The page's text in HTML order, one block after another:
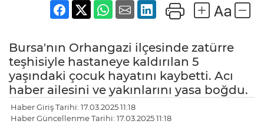
Bursa'nın Orhangazi ilçesinde zatürre
teşhisiyle hastaneye kaldırılan 5
yaşındaki çocuk hayatını kaybetti. Acı
haber ailesini ve yakınlarını yasa boğdu.
Haber Giriş Tarihi: 17.03.2025 11:18
Haber Güncellenme Tarihi: 17.03.2025 11:18